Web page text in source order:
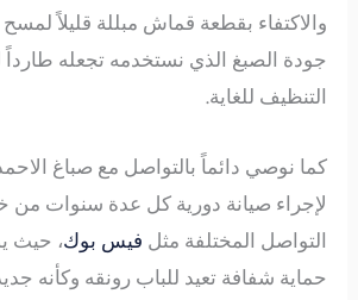
والاكتفاء بقطعة قماش مبللة قليلاً لمسح
جودة الصبغ الذي نستخدمه تجعله
التنظيف للغاية.
كما نوصي دائماً بالتواصل مع صباغ
لإجراء صيانة دورية كل عدة سنوات من
التواصل المختلفة مثل فيس بوك، حيث
حماية شفافة تعيد للباب رونقه وكأنه جديد